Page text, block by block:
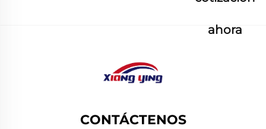
ahora
CONTÁCTENOS